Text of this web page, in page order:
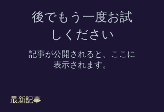
最新記事
後でもう一度お試
しください
記事が公開されると、ここに
表示されます。